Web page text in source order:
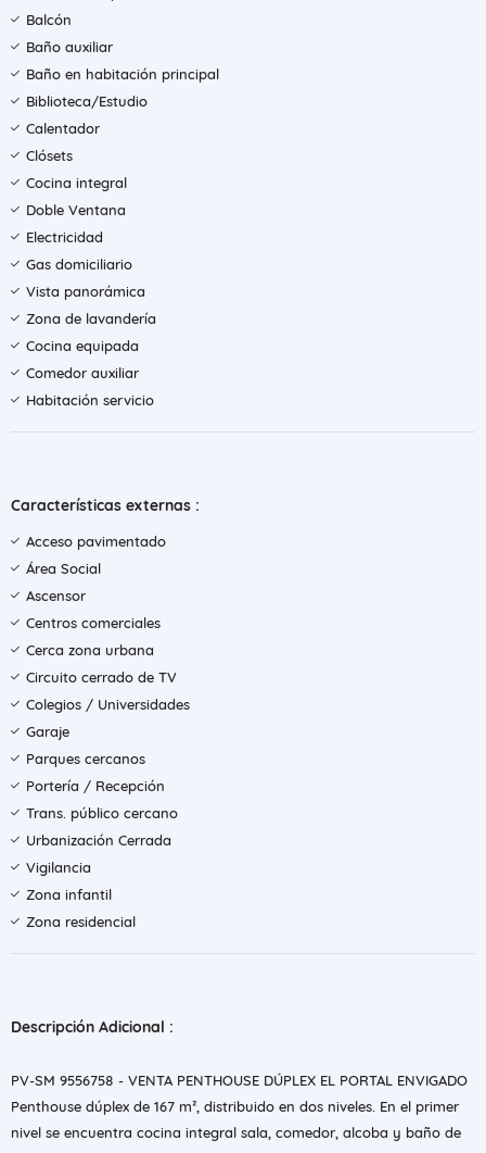
Balcón
Baño auxiliar
Baño en habitación principal
Biblioteca/Estudio
Calentador
Clósets
Cocina integral
Doble Ventana
Electricidad
Gas domiciliario
Vista panorámica
Zona de lavandería
Cocina equipada
Comedor auxiliar
Habitación servicio
Características externas :
Acceso pavimentado
Área Social
Ascensor
Centros comerciales
Cerca zona urbana
Circuito cerrado de TV
Colegios / Universidades
Garaje
Parques cercanos
Portería / Recepción
Trans. público cercano
Urbanización Cerrada
Vigilancia
Zona infantil
Zona residencial
Descripción Adicional :
PV-SM 9556758 - VENTA PENTHOUSE DÚPLEX EL PORTAL ENVIGADO
Penthouse dúplex de 167 m², distribuido en dos niveles. En el primer
nivel se encuentra cocina integral sala, comedor, alcoba y baño de